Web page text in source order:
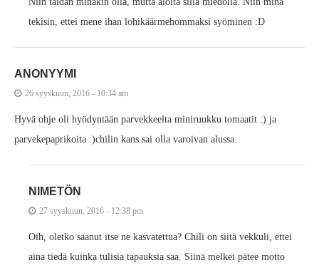
tekisin, ettei mene ihan lohikäärmehommaksi syöminen :D
ANONYYMI
26 syyskuun, 2016 - 10:34 am
Hyvä ohje oli hyödyntään parvekkeelta miniruukku tomaatit :) ja
parvekepaprikoita :)chilin kans sai olla varoivan alussa.
NIMETÖN
27 syyskuun, 2016 - 12:38 pm
Oih, oletko saanut itse ne kasvatettua? Chili on siitä vekkuli, ettei
aina tiedä kuinka tulisia tapauksia saa. Siinä melkei pätee motto